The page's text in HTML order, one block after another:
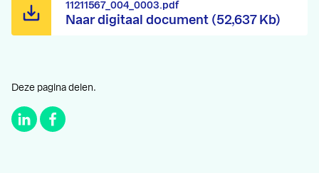
Naar digitaal document (52,637 Kb)
11211567_004_0003.pdf
Deze pagina delen.